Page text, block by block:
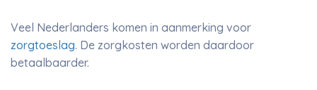
Veel Nederlanders komen in aanmerking voor
zorgtoeslag. De zorgkosten worden daardoor
betaalbaarder.